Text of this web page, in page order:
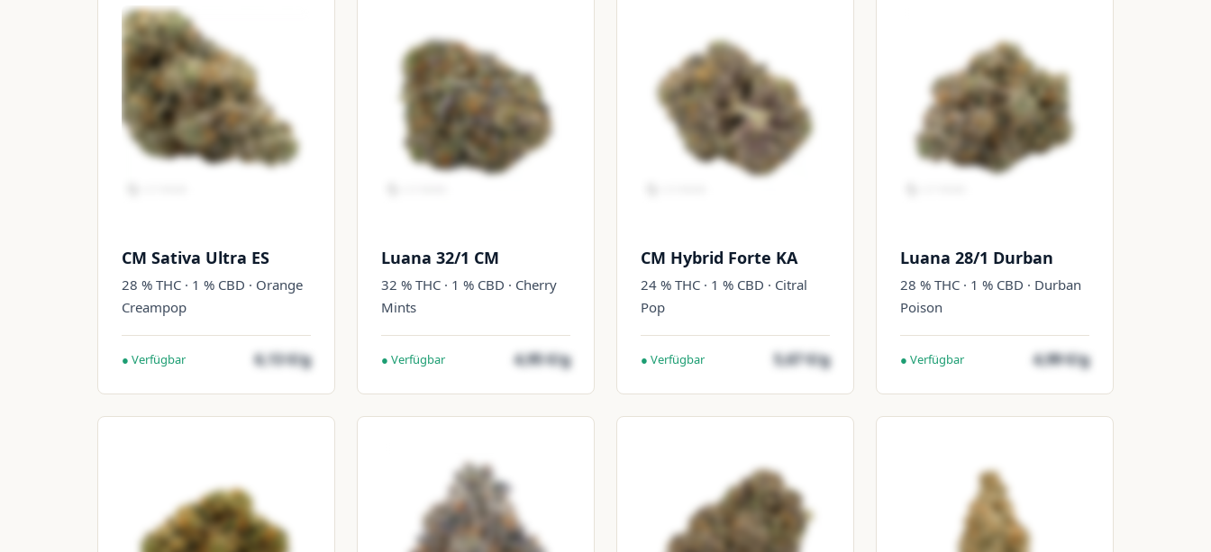
CM Sativa Ultra ES
28 % THC · 1 % CBD · Orange
Creampop
● Verfügbar 6,13 €/g
Luana 32/1 CM
32 % THC · 1 % CBD · Cherry
Mints
● Verfügbar 4,95 €/g
CM Hybrid Forte KA
24 % THC · 1 % CBD · Citral
Pop
● Verfügbar 5,67 €/g
Luana 28/1 Durban
28 % THC · 1 % CBD · Durban
Poison
● Verfügbar 4,99 €/g